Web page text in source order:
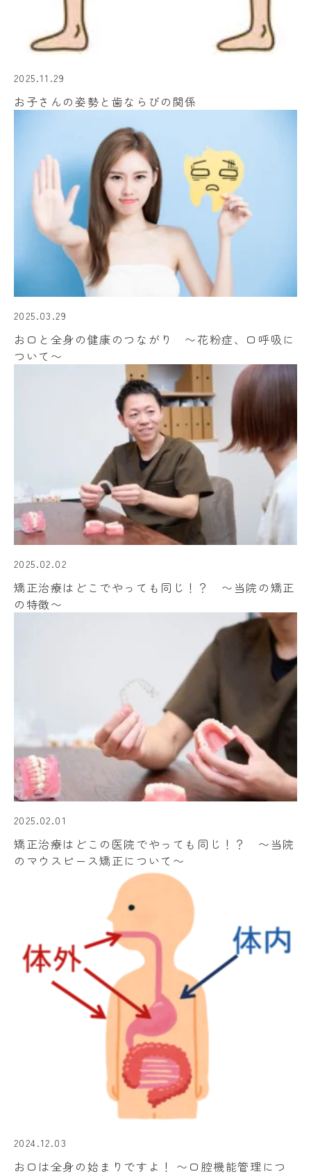
2025.11.29
お子さんの姿勢と歯ならびの関係
2025.03.29
お口と全身の健康のつながり 〜花粉症、口呼吸に
ついて〜
2025.02.02
矯正治療はどこでやっても同じ！？ 〜当院の矯正
の特徴〜
2025.02.01
矯正治療はどこの医院でやっても同じ！？ 〜当院
のマウスピース矯正について〜
2024.12.03
お口は全身の始まりですよ！ 〜口腔機能管理につ